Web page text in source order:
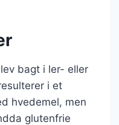
bagt i ler- eller
i et
hvedemel, men
glutenfrie